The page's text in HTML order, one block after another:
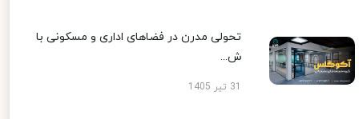
تحولی مدرن در فضاهای اداری و مسکونی با
ش...